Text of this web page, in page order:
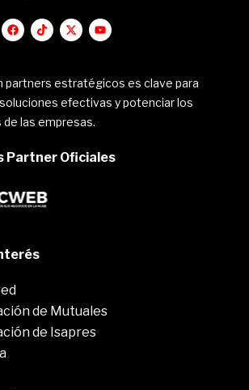
partners estratégicos es clave para
efectivas y potenciar los
las empresas.
Partner Oficiales
de Mutuales
de Isapres